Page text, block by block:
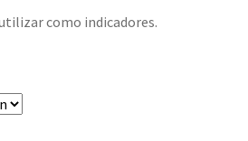
como indicadores.